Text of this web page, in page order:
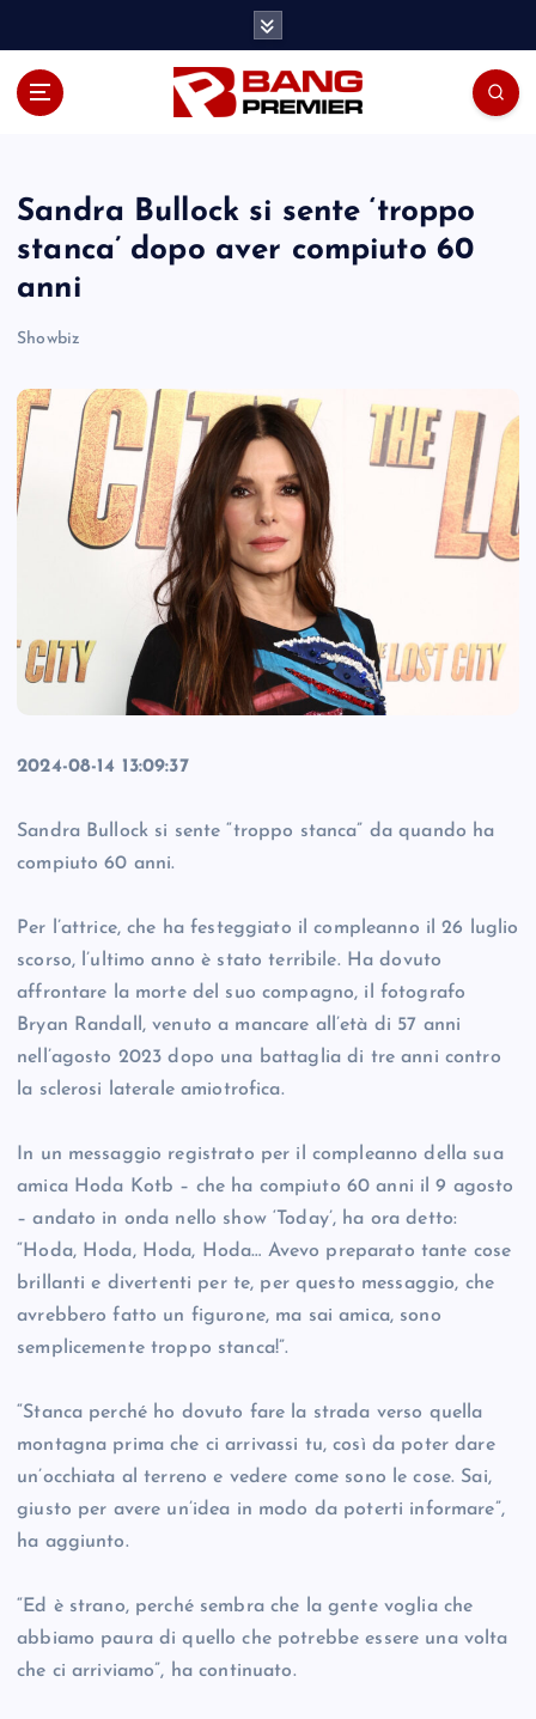
Sandra Bullock si sente ‘troppo
stanca’ dopo aver compiuto 60
anni
Showbiz
2024-08-14 13:09:37
Sandra Bullock si sente “troppo stanca” da quando ha
compiuto 60 anni.
Per l’attrice, che ha festeggiato il compleanno il 26 luglio
scorso, l’ultimo anno è stato terribile. Ha dovuto
affrontare la morte del suo compagno, il fotografo
Bryan Randall, venuto a mancare all’età di 57 anni
nell’agosto 2023 dopo una battaglia di tre anni contro
la sclerosi laterale amiotrofica.
In un messaggio registrato per il compleanno della sua
amica Hoda Kotb – che ha compiuto 60 anni il 9 agosto
– andato in onda nello show ‘Today’, ha ora detto:
“Hoda, Hoda, Hoda, Hoda… Avevo preparato tante cose
brillanti e divertenti per te, per questo messaggio, che
avrebbero fatto un figurone, ma sai amica, sono
semplicemente troppo stanca!”.
“Stanca perché ho dovuto fare la strada verso quella
montagna prima che ci arrivassi tu, così da poter dare
un’occhiata al terreno e vedere come sono le cose. Sai,
giusto per avere un’idea in modo da poterti informare”,
ha aggiunto.
“Ed è strano, perché sembra che la gente voglia che
abbiamo paura di quello che potrebbe essere una volta
che ci arriviamo”, ha continuato.